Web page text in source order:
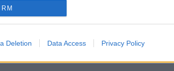
Deletion Data Access Privacy Policy
αυτή τόσο στην Ανατολική
και στη Δυτική Εκκλησία
ως αρχή των Αγίων Παθών.